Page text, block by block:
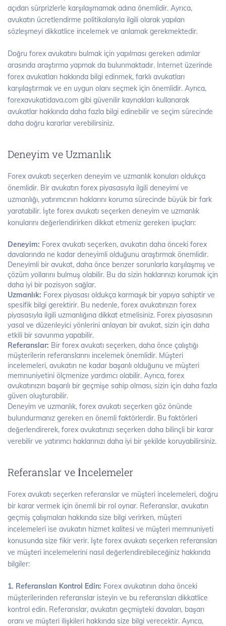
açıdan sürprizlerle karşılaşmamak adına önemlidir. Ayrıca,
avukatın ücretlendirme politikalarıyla ilgili olarak yapılan
sözleşmeyi dikkatlice incelemek ve anlamak gerekmektedir.
Doğru forex avukatını bulmak için yapılması gereken adımlar
arasında araştırma yapmak da bulunmaktadır. İnternet üzerinde
forex avukatları hakkında bilgi edinmek, farklı avukatları
karşılaştırmak ve en uygun olanı seçmek için önemlidir. Ayrıca,
forexavukatidava.com gibi güvenilir kaynakları kullanarak
avukatlar hakkında daha fazla bilgi edinebilir ve seçim sürecinde
daha doğru kararlar verebilirsiniz.
Deneyim ve Uzmanlık
Forex avukatı seçerken deneyim ve uzmanlık konuları oldukça
önemlidir. Bir avukatın forex piyasasıyla ilgili deneyimi ve
uzmanlığı, yatırımcının haklarını koruma sürecinde büyük bir fark
yaratabilir. İşte forex avukatı seçerken deneyim ve uzmanlık
konularını değerlendirirken dikkat etmeniz gereken ipuçları:
Deneyim: Forex avukatı seçerken, avukatın daha önceki forex
davalarında ne kadar deneyimli olduğunu araştırmak önemlidir.
Deneyimli bir avukat, daha önce benzer sorunlarla karşılaşmış ve
çözüm yollarını bulmuş olabilir. Bu da sizin haklarınızı korumak için
daha iyi bir pozisyon sağlar.
Uzmanlık: Forex piyasası oldukça karmaşık bir yapıya sahiptir ve
spesifik bilgi gerektirir. Bu nedenle, forex avukatınızın forex
piyasasıyla ilgili uzmanlığına dikkat etmelisiniz. Forex piyasasının
yasal ve düzenleyici yönlerini anlayan bir avukat, sizin için daha
etkili bir savunma yapabilir.
Referanslar: Bir forex avukatı seçerken, daha önce çalıştığı
müşterilerin referanslarını incelemek önemlidir. Müşteri
incelemeleri, avukatın ne kadar başarılı olduğunu ve müşteri
memnuniyetini ölçmenize yardımcı olabilir. Ayrıca, forex
avukatınızın başarılı bir geçmişe sahip olması, sizin için daha fazla
güven oluşturabilir.
Deneyim ve uzmanlık, forex avukatı seçerken göz önünde
bulundurmanız gereken en önemli faktörlerdir. Bu faktörleri
değerlendirerek, forex avukatınızı seçerken daha bilinçli bir karar
verebilir ve yatırımcı haklarınızı daha iyi bir şekilde koruyabilirsiniz.
Referanslar ve İncelemeler
Forex avukatı seçerken referanslar ve müşteri incelemeleri, doğru
bir karar vermek için önemli bir rol oynar. Referanslar, avukatın
geçmiş çalışmaları hakkında size bilgi verirken, müşteri
incelemeleri ise avukatın hizmet kalitesi ve müşteri memnuniyeti
konusunda size fikir verir. İşte forex avukatı seçerken referansları
ve müşteri incelemelerini nasıl değerlendirebileceğiniz hakkında
bilgiler:
1. Referansları Kontrol Edin: Forex avukatının daha önceki
müşterilerinden referanslar isteyin ve bu referansları dikkatlice
kontrol edin. Referanslar, avukatın geçmişteki davaları, başarı
oranı ve müşteri ilişkileri hakkında size bilgi verecektir. Ayrıca,